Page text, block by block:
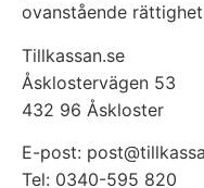
ovanstående
Tillkassan.se
Åsklostervägen 53
432 96 Åskloster
E-post:
Tel: 0340-595 820